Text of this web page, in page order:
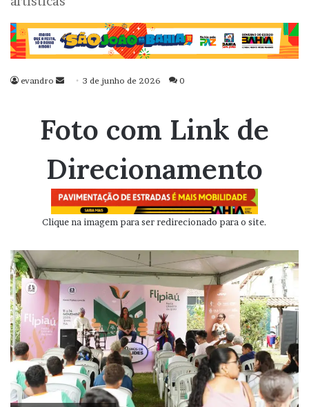
evandro
Mande
mail
3 de junho de 2026 0
Foto com Link de
Direcionamento
Clique na imagem para ser redirecionado para o site.